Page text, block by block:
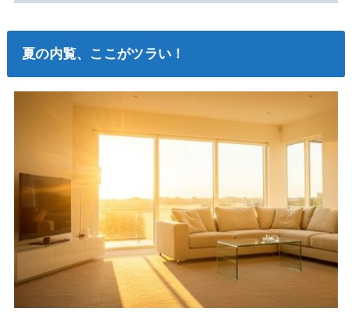
夏の内覧、ここがツラい！